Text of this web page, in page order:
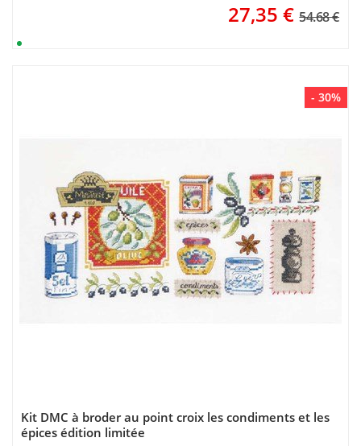
27,35 € 54.68 €
- 30%
Kit DMC à broder au point croix les condiments et les
épices édition limitée